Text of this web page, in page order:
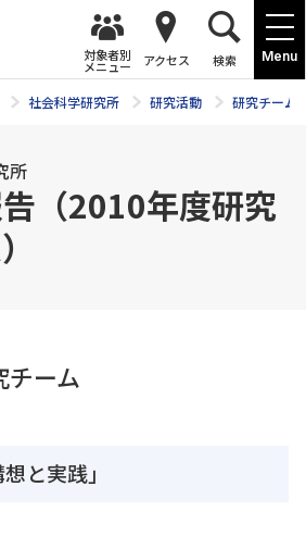
Menu
対象者別
メニュー アクセス 検索
社会科学研究所 研究活動 研究チーム
所
（2010年度研究
ーム
と実践」